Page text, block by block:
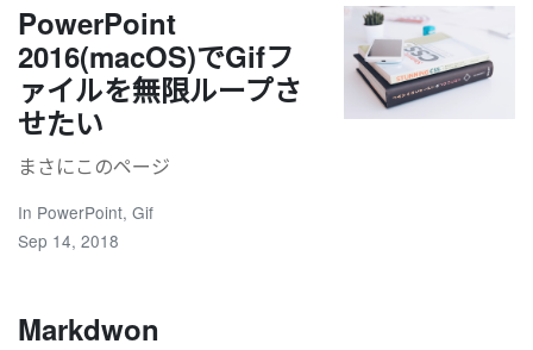
PowerPoint
2016(macOS)でGifフ
ァイルを無限ループさ
せたい
まさにこのページ
In PowerPoint, Gif
Sep 14, 2018
Markdwon